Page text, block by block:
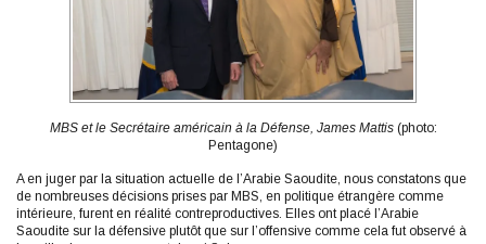
MBS et le Secrétaire américain à la Défense, James Mattis(photo:
Pentagone)
A en juger par la situation actuelle de l’Arabie Saoudite, nous constatons que
de nombreuses décisions prises par MBS, en politique étrangère comme
intérieure, furent en réalité contreproductives. Elles ont placé l’Arabie
Saoudite sur la défensive plutôt que sur l’offensive comme cela fut observé à